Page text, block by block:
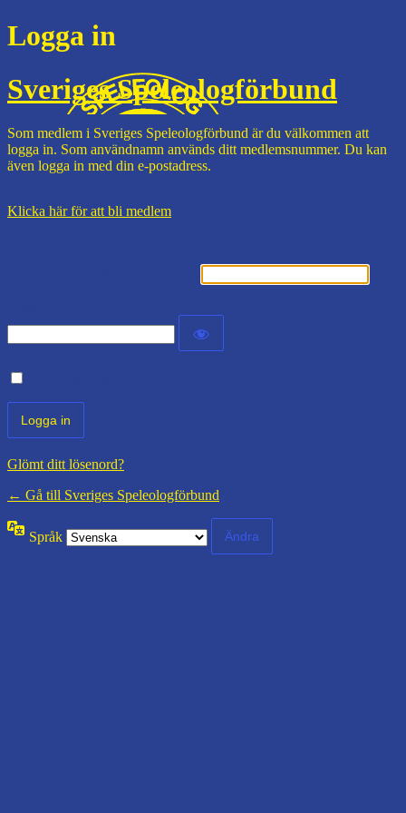
Logga in
Sveriges Speleologförbund
Som medlem i Sveriges Speleologförbund är du välkommen att
logga in. Som användnamn används ditt medlemsnummer. Du kan
även logga in med din e-postadress.
Klicka här för att bli medlem
Glömt ditt lösenord?
← Gå till Sveriges Speleologförbund
Språk